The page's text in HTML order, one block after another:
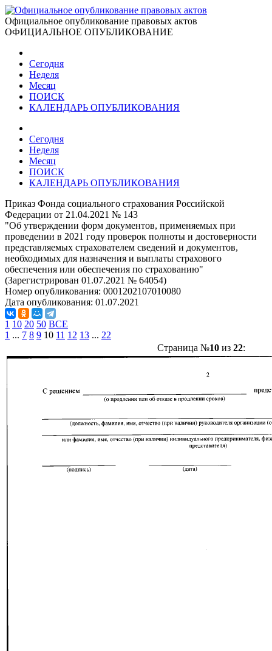
Официальное опубликование правовых актов
ОФИЦИАЛЬНОЕ ОПУБЛИКОВАНИЕ
Сегодня
Неделя
Месяц
ПОИСК
КАЛЕНДАРЬ ОПУБЛИКОВАНИЯ
Сегодня
Неделя
Месяц
ПОИСК
КАЛЕНДАРЬ ОПУБЛИКОВАНИЯ
Приказ Фонда социального страхования Российской
Федерации от 21.04.2021 № 143
"Об утверждении форм документов, применяемых при
проведении в 2021 году проверок полноты и достоверности
представляемых страхователем сведений и документов,
необходимых для назначения и выплаты страхового
обеспечения или обеспечения по страхованию"
(Зарегистрирован 01.07.2021 № 64054)
Номер опубликования: 0001202107010080
Дата опубликования: 01.07.2021
1 10 20 50 ВСЕ
1 ... 7 8 9 10 11 12 13 ... 22
Страница №10из 22: